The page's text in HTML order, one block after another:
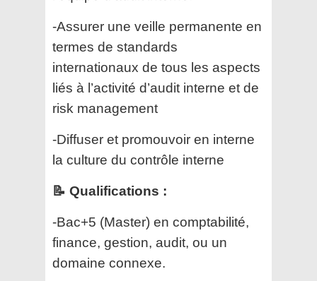
-Assurer une veille permanente en
termes de standards
internationaux de tous les aspects
liés à l’activité d’audit interne et de
risk management
-Diffuser et promouvoir en interne
la culture du contrôle interne
📝 Qualifications :
-Bac+5 (Master) en comptabilité,
finance, gestion, audit, ou un
domaine connexe.